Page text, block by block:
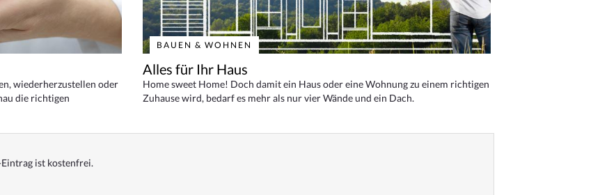
wiederherzustellen oder
die richtigen
BAUEN & WOHNEN
Alles für Ihr Haus
Home sweet Home! Doch damit ein Haus oder eine Wohnung zu einem richtigen
Zuhause wird, bedarf es mehr als nur vier Wände und ein Dach.
Eintrag ist kostenfrei.